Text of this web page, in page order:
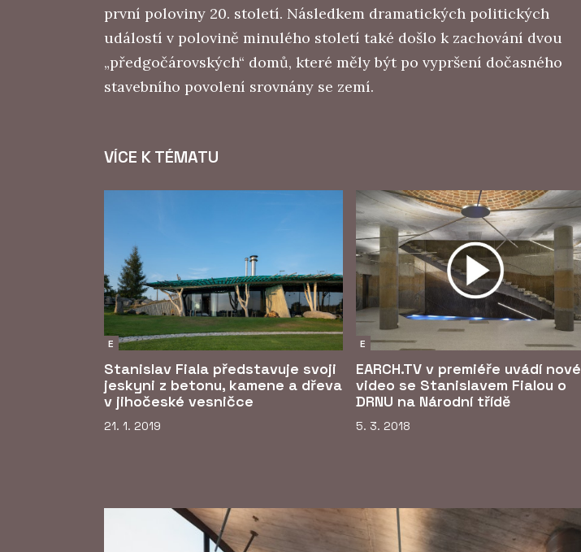
první poloviny 20. století. Následkem dramatických politických
událostí v polovině minulého století také došlo k zachování dvou
„předgočárovských“ domů, které měly být po vypršení dočasného
stavebního povolení srovnány se zemí.
VÍCE K TÉMATU
E
Stanislav Fiala představuje svoji
jeskyni z betonu, kamene a dřeva
v jihočeské vesničce
21. 1. 2019
E
EARCH.TV v premiéře uvádí nové
video se Stanislavem Fialou o
DRNU na Národní třídě
5. 3. 2018